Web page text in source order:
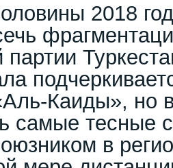
2018
Каиды», но
самые
в